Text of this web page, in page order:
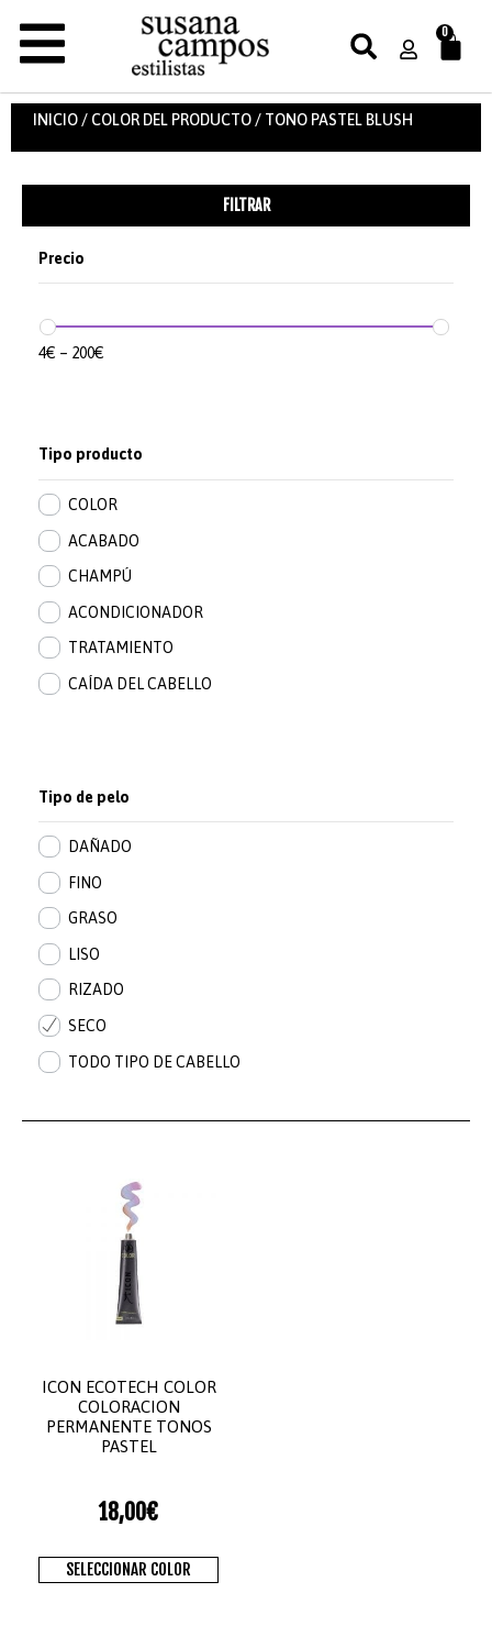
0
INICIO/ COLOR DEL PRODUCTO / TONO PASTEL BLUSH
FILTRAR
Precio
4€ – 200€
Tipo producto
COLOR
ACABADO
CHAMPÚ
ACONDICIONADOR
TRATAMIENTO
CAÍDA DEL CABELLO
Tipo de pelo
DAÑADO
FINO
GRASO
LISO
RIZADO
SECO
TODO TIPO DE CABELLO
ICON ECOTECH COLOR
COLORACION
PERMANENTE TONOS
PASTEL
18,00€
SELECCIONAR COLOR